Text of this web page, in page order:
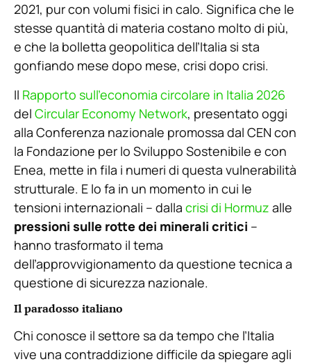
2021, pur con volumi fisici in calo. Significa che le
stesse quantità di materia costano molto di più,
e che la bolletta geopolitica dell’Italia si sta
gonfiando mese dopo mese, crisi dopo crisi.
Il Rapporto sull’economia circolare in Italia 2026
del Circular Economy Network, presentato oggi
alla Conferenza nazionale promossa dal CEN con
la Fondazione per lo Sviluppo Sostenibile e con
Enea, mette in fila i numeri di questa vulnerabilità
strutturale. E lo fa in un momento in cui le
tensioni internazionali – dalla crisi di Hormuz alle
pressioni sulle rotte dei minerali critici –
hanno trasformato il tema
dell’approvvigionamento da questione tecnica a
questione di sicurezza nazionale.
Il paradosso italiano
Chi conosce il settore sa da tempo che l’Italia
vive una contraddizione difficile da spiegare agli